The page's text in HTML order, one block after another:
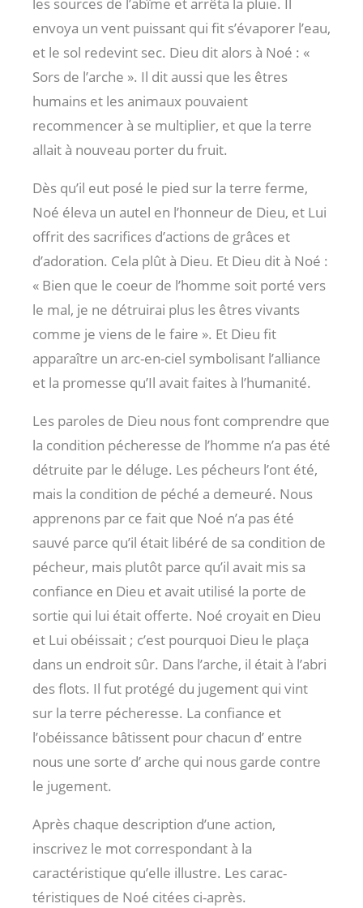
envoya un vent puissant qui fit s’évaporer l’eau,
et le sol redevint sec. Dieu dit alors à Noé : «
Sors de l’arche ». Il dit aussi que les êtres
humains et les animaux pouvaient
recommencer à se multiplier, et que la terre
allait à nouveau porter du fruit.
Dès qu’il eut posé le pied sur la terre ferme,
Noé éleva un autel en l’honneur de Dieu, et Lui
offrit des sacrifices d’actions de grâces et
d’adoration. Cela plût à Dieu. Et Dieu dit à Noé :
« Bien que le coeur de l’homme soit porté vers
le mal, je ne détruirai plus les êtres vivants
comme je viens de le faire ». Et Dieu fit
apparaître un arc-en-ciel symbolisant l’alliance
et la promesse qu’Il avait faites à l’humanité.
Les paroles de Dieu nous font comprendre que
la condition pécheresse de l’homme n’a pas été
détruite par le déluge. Les pécheurs l’ont été,
mais la condition de péché a demeuré. Nous
apprenons par ce fait que Noé n’a pas été
sauvé parce qu’il était libéré de sa condition de
pécheur, mais plutôt parce qu’il avait mis sa
confiance en Dieu et avait utilisé la porte de
sortie qui lui était offerte. Noé croyait en Dieu
et Lui obéissait ; c’est pourquoi Dieu le plaça
dans un endroit sûr. Dans l’arche, il était à l’abri
des flots. Il fut protégé du jugement qui vint
sur la terre pécheresse. La confiance et
l’obéissance bâtissent pour chacun d’ entre
nous une sorte d’ arche qui nous garde contre
le jugement.
Après chaque description d’une action,
inscrivez le mot correspondant à la
caractéristique qu’elle illustre. Les carac-
téristiques de Noé citées ci-après.